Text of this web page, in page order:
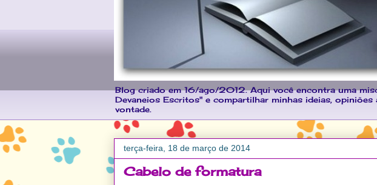
Blog criado em 16/ago/2012. Aqui você encontra uma
Devaneios Escritos" e compartilhar minhas ideias,
vontade.
terça-feira, 18 de março de 2014
Cabelo de formatura